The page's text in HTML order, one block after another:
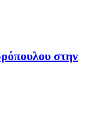
στην